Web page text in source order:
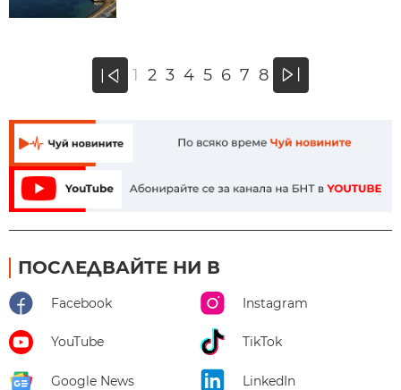
« 1 2 3 4 5 6 7 8 »
ПОСЛЕДВАЙТЕ НИ В
Facebook Instagram
YouTube TikTok
Google News LinkedIn